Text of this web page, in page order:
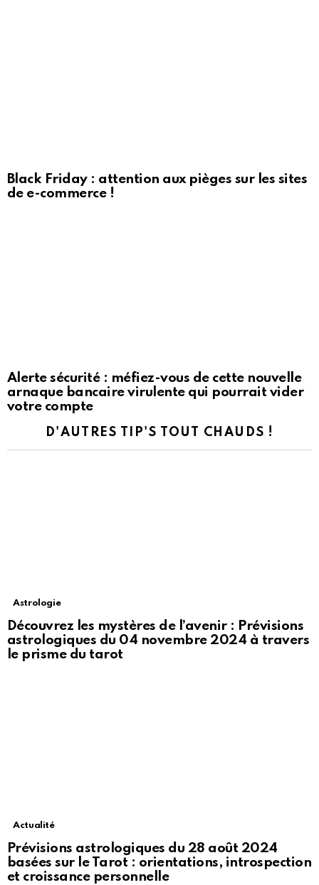
Black Friday : attention aux pièges sur les sites
de e-commerce !
Alerte sécurité : méfiez-vous de cette nouvelle
arnaque bancaire virulente qui pourrait vider
votre compte
D'AUTRES TIP'S TOUT CHAUDS !
Astrologie
Découvrez les mystères de l’avenir : Prévisions
astrologiques du 04 novembre 2024 à travers
le prisme du tarot
Actualité
Prévisions astrologiques du 28 août 2024
basées sur le Tarot : orientations, introspection
et croissance personnelle